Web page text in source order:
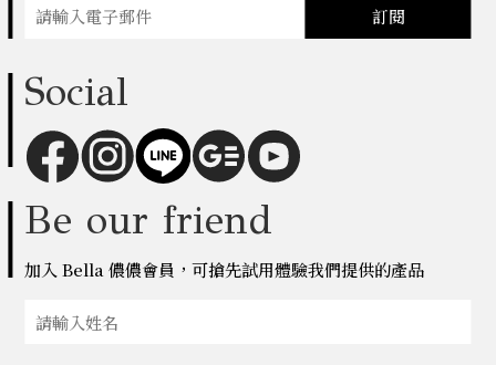
訂閱
Social
Be our friend
加入 Bella 儂儂會員，可搶先試用體驗我們提供的產品